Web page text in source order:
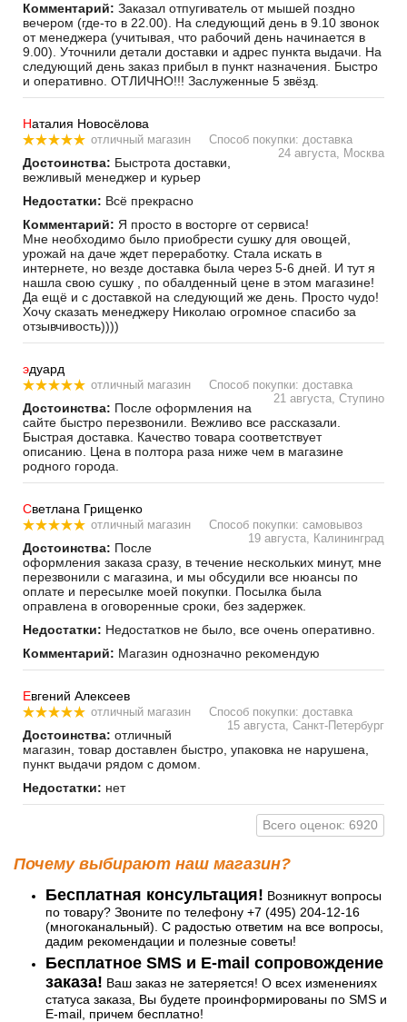
Комментарий: Заказал отпугиватель от мышей поздно
вечером (где-то в 22.00). На следующий день в 9.10 звонок
от менеджера (учитывая, что рабочий день начинается в
9.00). Уточнили детали доставки и адрес пункта выдачи. На
следующий день заказ прибыл в пункт назначения. Быстро
и оперативно. ОТЛИЧНО!!! Заслуженные 5 звёзд.
Наталия Новосёлова
отличный магазин
Способ покупки: доставка
24 августа, Москва
Достоинства: Быстрота доставки,
вежливый менеджер и курьер
Недостатки: Всё прекрасно
Комментарий: Я просто в восторге от сервиса!
Мне необходимо было приобрести сушку для овощей,
урожай на даче ждет переработку. Стала искать в
интернете, но везде доставка была через 5-6 дней. И тут я
нашла свою сушку , по обалденный цене в этом магазине!
Да ещё и с доставкой на следующий же день. Просто чудо!
Хочу сказать менеджеру Николаю огромное спасибо за
отзывчивость))))
эдуард
отличный магазин
Способ покупки: доставка
21 августа, Ступино
Достоинства: После оформления на
сайте быстро перезвонили. Вежливо все рассказали.
Быстрая доставка. Качество товара соответствует
описанию. Цена в полтора раза ниже чем в магазине
родного города.
Светлана Грищенко
отличный магазин
Способ покупки: самовывоз
19 августа, Калининград
Достоинства: После
оформления заказа сразу, в течение нескольких минут, мне
перезвонили с магазина, и мы обсудили все нюансы по
оплате и пересылке моей покупки. Посылка была
оправлена в оговоренные сроки, без задержек.
Недостатки: Недостатков не было, все очень оперативно.
Комментарий: Магазин однозначно рекомендую
Евгений Алексеев
отличный магазин
Способ покупки: доставка
15 августа, Санкт-Петербург
Достоинства: отличный
магазин, товар доставлен быстро, упаковка не нарушена,
пункт выдачи рядом с домом.
Недостатки: нет
Всего оценок: 6920
Почему выбирают наш магазин?
Бесплатная консультация! Возникнут вопросы
по товару? Звоните по телефону +7 (495) 204-12-16
(многоканальный). С радостью ответим на все вопросы,
дадим рекомендации и полезные советы!
Бесплатное SMS и E-mail сопровождение
заказа! Ваш заказ не затеряется! О всех изменениях
статуса заказа, Вы будете проинформированы по SMS и
E-mail, причем бесплатно!